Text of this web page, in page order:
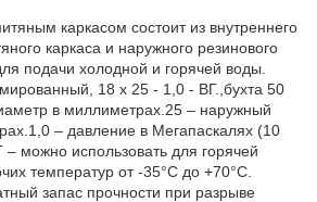
каркасом состоит из внутреннего
каркаса и наружного резинового
подачи холодной и горячей воды.
18 х 25 - 1,0 - ВГ.,бухта 50
в миллиметрах.25 – наружный
– давление в Мегапаскалях (10
можно использовать для горячей
температур от -35°C до +70°C.
запас прочности при разрыве